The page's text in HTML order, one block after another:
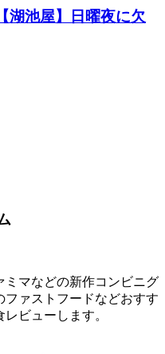
湖池屋】日曜夜に欠
ミマなどの新作コンビニグ
ァストフードなどおすす
ビューします。